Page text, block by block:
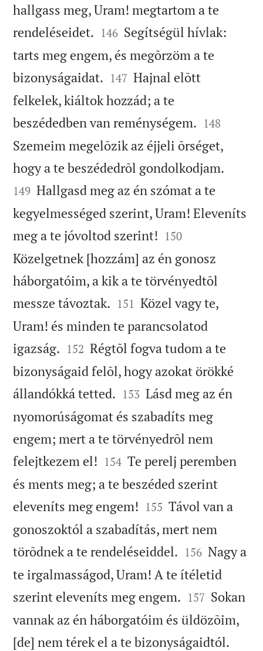
hallgass meg, Uram! megtartom a te
rendeléseidet. 

146 Segítségül hívlak:
tarts meg engem, és megõrzöm a te
bizonyságaidat. 

147 Hajnal elõtt
felkelek, kiáltok hozzád; a te
beszédedben van reménységem. 

148
Szemeim megelõzik az éjjeli õrséget,
hogy a te beszédedrõl gondolkodjam.
149 Hallgasd meg az én szómat a te
kegyelmességed szerint, Uram! Eleveníts
meg a te jóvoltod szerint! 

150
Közelgetnek [hozzám] az én gonosz
háborgatóim, a kik a te törvényedtõl
messze távoztak. 

151 Közel vagy te,
Uram! és minden te parancsolatod
igazság. 

152 Régtõl fogva tudom a te
bizonyságaid felõl, hogy azokat örökké
állandókká tetted. 

153 Lásd meg az én
nyomorúságomat és szabadíts meg
engem; mert a te törvényedrõl nem
felejtkezem el! 

154 Te perelj peremben
és ments meg; a te beszéded szerint
eleveníts meg engem! 

155 Távol van a
gonoszoktól a szabadítás, mert nem
törõdnek a te rendeléseiddel. 

156 Nagy a
te irgalmasságod, Uram! A te ítéletid
szerint eleveníts meg engem. 

157 Sokan
vannak az én háborgatóim és üldözõim,
[de] nem térek el a te bizonyságaidtól.